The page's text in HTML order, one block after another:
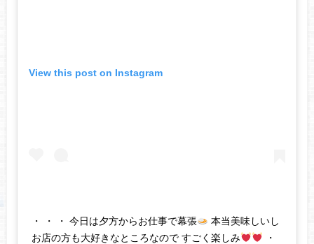
View this post on Instagram
・ ・ ・ 今日は夕方からお仕事で幕張
本当美味しいし
お店の方も大好きなところなので すごく楽しみ
・